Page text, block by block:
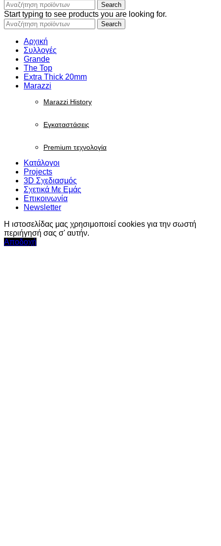
Search
Start typing to see products you are looking for.
Search
Αρχική
Συλλογές
Grande
The Top
Extra Thick 20mm
Marazzi
Marazzi History
Εγκαταστάσεις
Premium τεχνολογία
Κατάλογοι
Projects
3D Σχεδιασμός
Σχετικά Με Εμάς
Επικοινωνία
Newsletter
Η ιστοσελίδας μας χρησιμοποιεί cookies για την σωστή
περιήγησή σας σ' αυτήν.
Αποδοχή